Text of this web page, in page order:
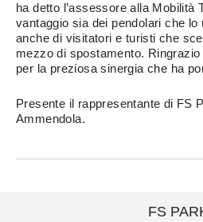
ha detto l’assessore alla Mobilità
vantaggio sia dei pendolari che
anche di visitatori e turisti che
mezzo di spostamento.
per la preziosa sinergia che ha
Presente il rappresentante di FS
Ammendola.
FS